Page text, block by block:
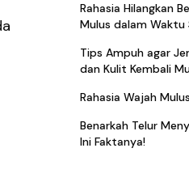
Rahasia Hilangkan
Mulus dalam Waktu
Tips Ampuh agar
dan Kulit Kembali
Rahasia Wajah
Benarkah Telur
Ini Faktanya!